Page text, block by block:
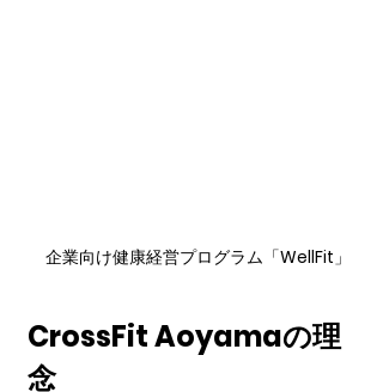
企業向け健康経営プログラム「WellFit」
CrossFit Aoyamaの理
念